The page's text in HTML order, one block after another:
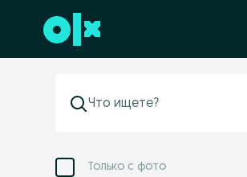
Перейти к нижнему колонтитулу
Только с фото